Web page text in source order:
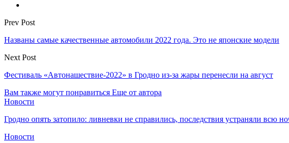
Prev Post
Названы самые качественные автомобили 2022 года. Это не японские модели
Next Post
Фестиваль «Автонашествие-2022» в Гродно из-за жары перенесли на август
Вам также могут понравиться Еще от автора
Новости
Гродно опять затопило: ливневки не справились, последствия устраняли всю
Новости